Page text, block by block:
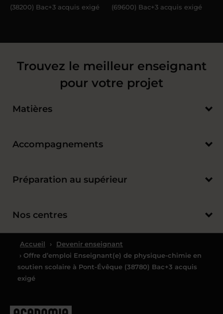
(38200) Bac+3 acquis exigé
(69600) Bac+3 acquis exigé
Trouvez le meilleur enseignant
pour votre projet
Matières
Accompagnements
Préparation au supérieur
Nos centres
Accueil ›
Devenir enseignant
› Offre d’emploi Enseignant(e) de physique-chimie en
soutien scolaire à Pont-Évêque (38780) Bac+3 acquis
exigé